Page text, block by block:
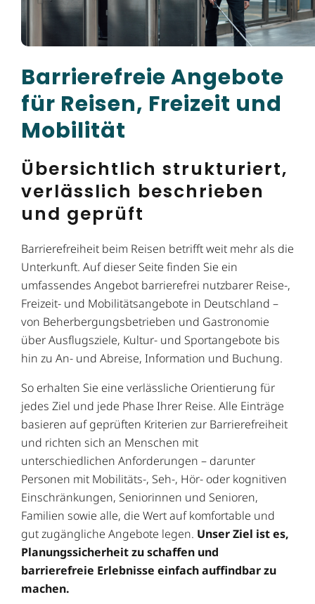
Barrierefreie Angebote
für Reisen, Freizeit und
Mobilität
Übersichtlich strukturiert,
verlässlich beschrieben
und geprüft
Barrierefreiheit beim Reisen betrifft weit mehr als die
Unterkunft. Auf dieser Seite finden Sie ein
umfassendes Angebot barrierefrei nutzbarer Reise-,
Freizeit- und Mobilitätsangebote in Deutschland –
von Beherbergungsbetrieben und Gastronomie
über Ausflugsziele, Kultur- und Sportangebote bis
hin zu An- und Abreise, Information und Buchung.
So erhalten Sie eine verlässliche Orientierung für
jedes Ziel und jede Phase Ihrer Reise. Alle Einträge
basieren auf geprüften Kriterien zur Barrierefreiheit
und richten sich an Menschen mit
unterschiedlichen Anforderungen – darunter
Personen mit Mobilitäts-, Seh-, Hör- oder kognitiven
Einschränkungen, Seniorinnen und Senioren,
Familien sowie alle, die Wert auf komfortable und
gut zugängliche Angebote legen. Unser Ziel ist es,
Planungssicherheit zu schaffen und
barrierefreie Erlebnisse einfach auffindbar zu
machen.